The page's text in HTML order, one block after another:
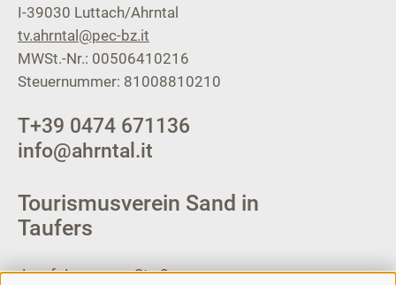
I-39030 Luttach/Ahrntal
tv.ahrntal@pec-bz.it
MWSt.-Nr.: 00506410216
Steuernummer: 81008810210
T+39 0474 671136
info@ahrntal.it
Tourismusverein Sand in
Taufers
Josef-Jungmann-Str. 8